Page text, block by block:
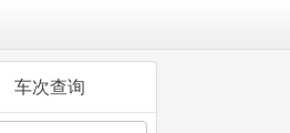
车次查询